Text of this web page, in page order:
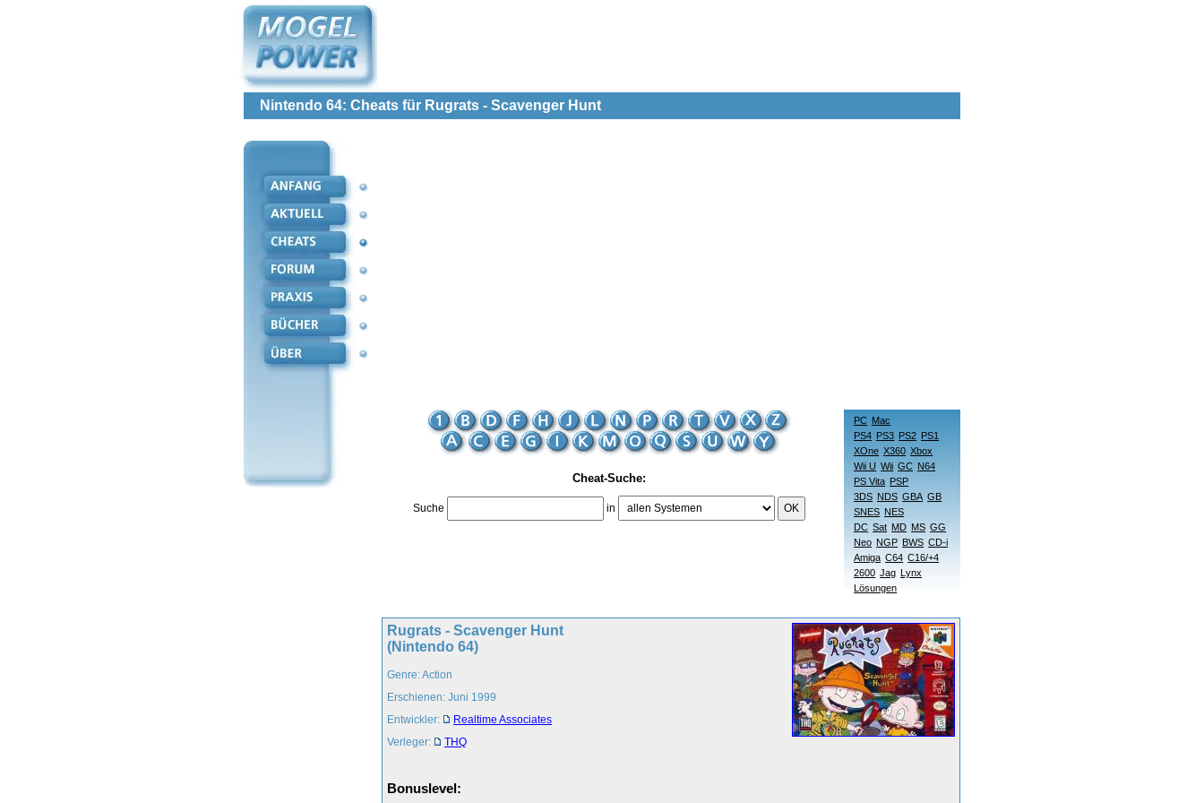
Nintendo 64: Cheats für Rugrats - Scavenger Hunt
Cheat-Suche:
Suche in OK
PC Mac
PS4 PS3 PS2 PS1
XOne X360 Xbox
Wii U Wii GC N64
PS Vita PSP
3DS NDS GBA GB
SNES NES
DC Sat MD MS GG
Neo NGP BWS CD-i
Amiga C64 C16/+4
2600 Jag Lynx
Lösungen
Rugrats - Scavenger Hunt
(Nintendo 64)
Genre: Action
Erschienen: Juni 1999
Entwickler:
Realtime Associates
Verleger:
THQ
Bonuslevel: